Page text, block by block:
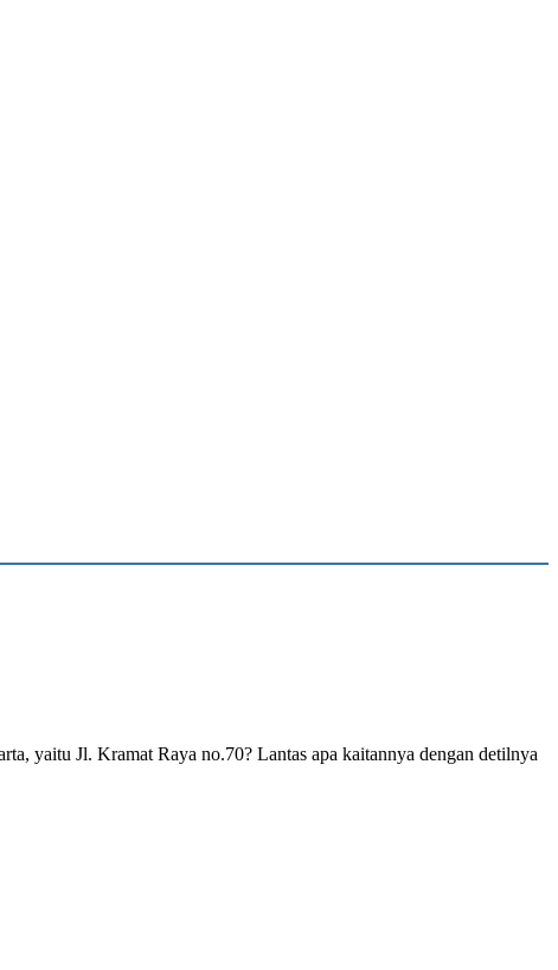
yaitu Jl. Kramat Raya no.70? Lantas apa kaitannya dengan detilnya